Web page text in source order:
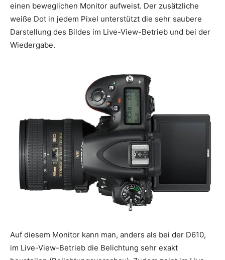
einen beweglichen Monitor aufweist. Der zusätzliche
weiße Dot in jedem Pixel unterstützt die sehr saubere
Darstellung des Bildes im Live-View-Betrieb und bei der
Wiedergabe.
Auf diesem Monitor kann man, anders als bei der D610,
im Live-View-Betrieb die Belichtung sehr exakt